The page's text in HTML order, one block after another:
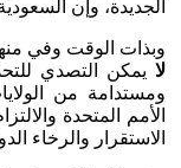
الجديدة، وإن
وبذات الوقت وفي
لا يمكن التصدي
ومستدامة من
الأمم المتحدة
الاستقرار والرخاء